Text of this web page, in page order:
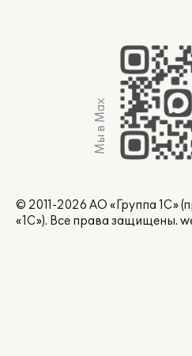
Мы в Max
© 2011-2026 АО «Группа 1С»
«1С»). Все права защищены.